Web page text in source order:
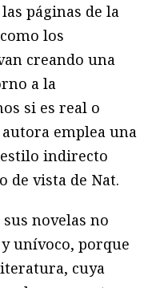
páginas de la
los
creando una
a la
si es real o
emplea una
indirecto
de vista de Nat.
novelas no
unívoco, porque
cuya